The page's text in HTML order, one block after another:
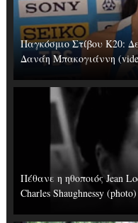
Παγκόσμιο Στίβου Κ20:
Δανάη Μπακογιάννη
Πέθανε η ηθοποιός Jean
Charles Shaughnessy (photo)